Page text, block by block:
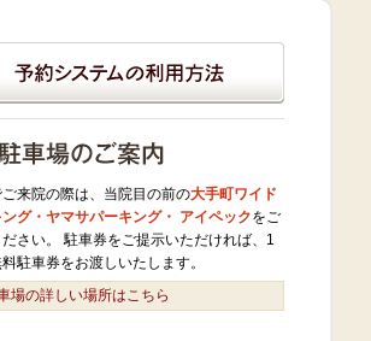
来院の際は、当院目の前の大手町ワイド
グ・ヤマサパーキング・ アイペックをご
さい。 駐車券をご提示いただければ、1
駐車券をお渡しいたします。
場の詳しい場所はこちら